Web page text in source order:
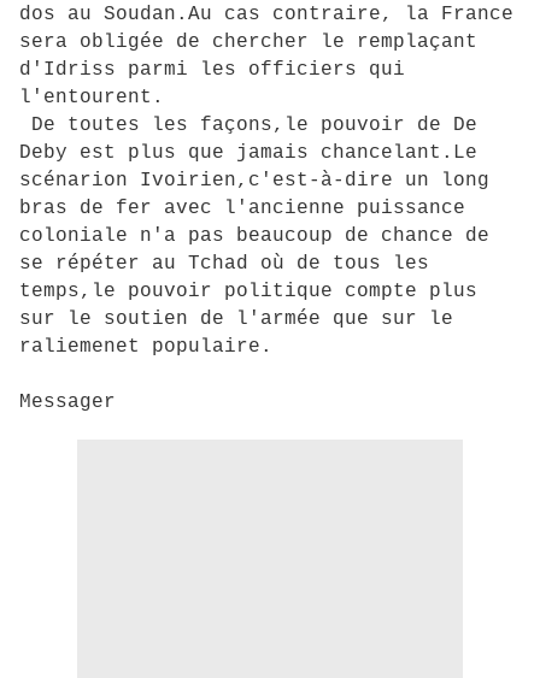
dos au Soudan.Au cas contraire, la France
sera obligée de chercher le remplaçant
d'Idriss parmi les officiers qui
l'entourent.
De toutes les façons,le pouvoir de De
Deby est plus que jamais chancelant.Le
scénarion Ivoirien,c'est-à-dire un long
bras de fer avec l'ancienne puissance
coloniale n'a pas beaucoup de chance de
se répéter au Tchad où de tous les
temps,le pouvoir politique compte plus
sur le soutien de l'armée que sur le
raliemenet populaire.
Messager